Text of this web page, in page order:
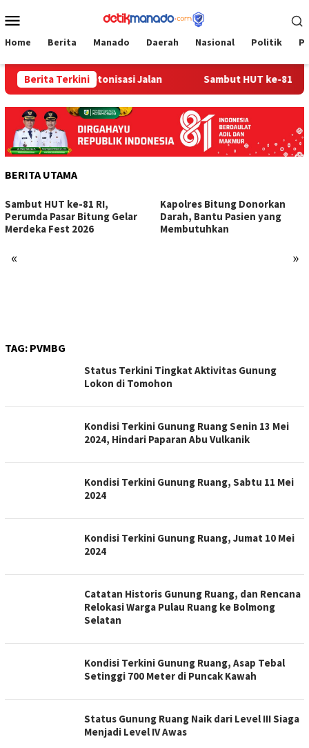
ke
Mobile
Home Berita Manado Daerah Nasional Politik
Berita Terkini
Tengaran Betonisasi Jalan Sambut HUT ke-81 RI,
BERITA UTAMA
« »
Sambut HUT ke-81 RI,
Perumda Pasar Bitung Gelar
Merdeka Fest 2026
Kapolres Bitung Donorkan
Darah, Bantu Pasien yang
Membutuhkan
TAG: PVMBG
Status Terkini Tingkat Aktivitas Gunung
Lokon di Tomohon
Kondisi Terkini Gunung Ruang Senin 13 Mei
2024, Hindari Paparan Abu Vulkanik
Kondisi Terkini Gunung Ruang, Sabtu 11 Mei
2024
Kondisi Terkini Gunung Ruang, Jumat 10 Mei
2024
Catatan Historis Gunung Ruang, dan Rencana
Relokasi Warga Pulau Ruang ke Bolmong
Selatan
Kondisi Terkini Gunung Ruang, Asap Tebal
Setinggi 700 Meter di Puncak Kawah
Status Gunung Ruang Naik dari Level III Siaga
Menjadi Level IV Awas